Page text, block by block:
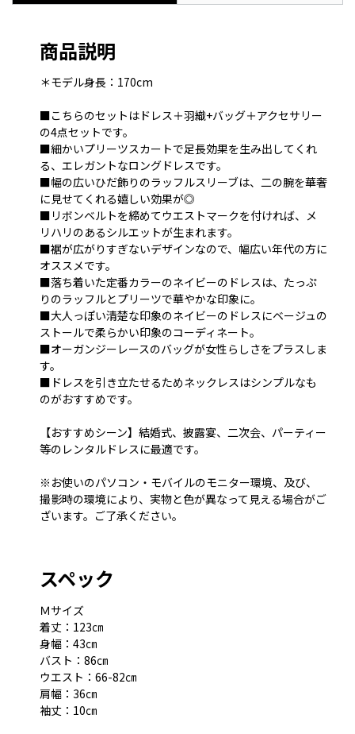
商品説明
＊モデル身長：170cm
■こちらのセットはドレス＋羽織+バッグ＋アクセサリー
の4点セットです。
■細かいプリーツスカートで足長効果を生み出してくれ
る、エレガントなロングドレスです。
■幅の広いひだ飾りのラッフルスリーブは、二の腕を華奢
に見せてくれる嬉しい効果が◎
■リボンベルトを締めてウエストマークを付ければ、メ
リハリのあるシルエットが生まれます。
■裾が広がりすぎないデザインなので、幅広い年代の方に
オススメです。
■落ち着いた定番カラーのネイビーのドレスは、たっぷ
りのラッフルとプリーツで華やかな印象に。
■大人っぽい清楚な印象のネイビーのドレスにベージュの
ストールで柔らかい印象のコーディネート。
■オーガンジーレースのバッグが女性らしさをプラスしま
す。
■ドレスを引き立たせるためネックレスはシンプルなも
のがおすすめです。
【おすすめシーン】結婚式、披露宴、二次会、パーティー
等のレンタルドレスに最適です。
※お使いのパソコン・モバイルのモニター環境、及び、
撮影時の環境により、実物と色が異なって見える場合がご
ざいます。ご了承ください。
スペック
Ｍサイズ
着丈：123㎝
身幅：43㎝
バスト：86㎝
ウエスト：66-82㎝
肩幅：36㎝
袖丈：10㎝